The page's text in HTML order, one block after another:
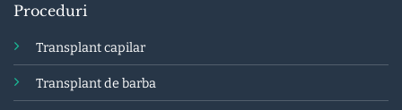
Proceduri
Transplant capilar
Transplant de barba